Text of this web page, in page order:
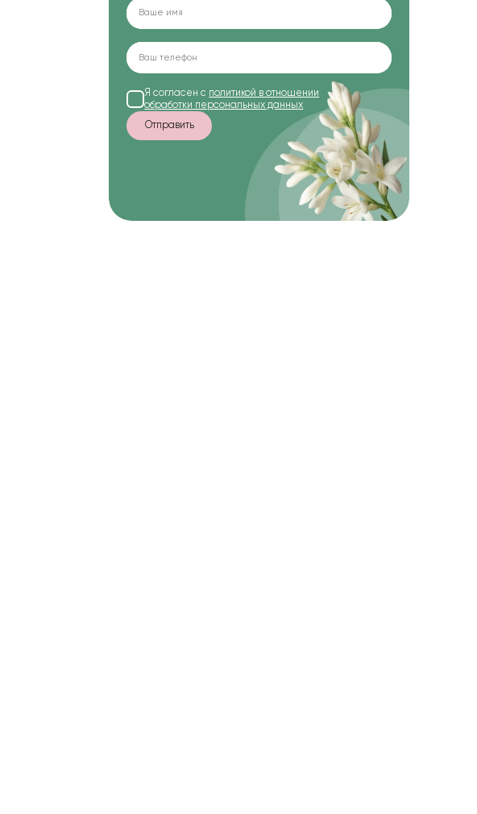
Я согласен с политикой в отношении
обработки персональных данных
Отправить